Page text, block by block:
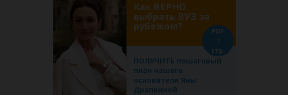
Как ВЕРНО
выбрать ВУЗ за
рубежом?
ПОЛУЧИТЬ пошаговый
план нашего
основателя Яны
Драпкиной
PDF
7
стр.